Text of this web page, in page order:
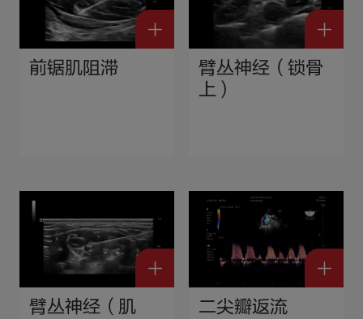
前锯肌阻滞
臂丛神经（锁骨
上）
臂丛神经（肌
二尖瓣返流